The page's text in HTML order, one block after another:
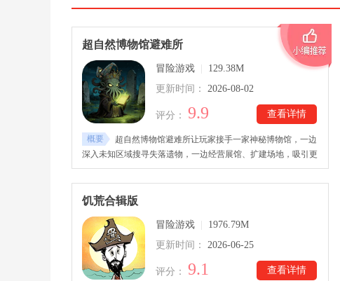
超自然博物馆避难所
冒险游戏
129.38M
更新时间：
2026-08-02
查看详情
评分： 9.9
概要
超自然博物馆避难所让玩家接手一家神秘博物馆，一边
深入未知区域搜寻失落遗物，一边经营展馆、扩建场地，吸引更
多访客前来参观。超自然博物馆避难所游戏里，玩家需要前往危
险地图寻找隐藏的超自然藏品，畸形怪物、诡异触手以及来自旧
日的恐怖存在随时可能出现，必须依靠手电、斧头等工具保护自
饥荒合辑版
冒险游戏
1976.79M
更新时间：
2026-06-25
查看详情
评分： 9.1